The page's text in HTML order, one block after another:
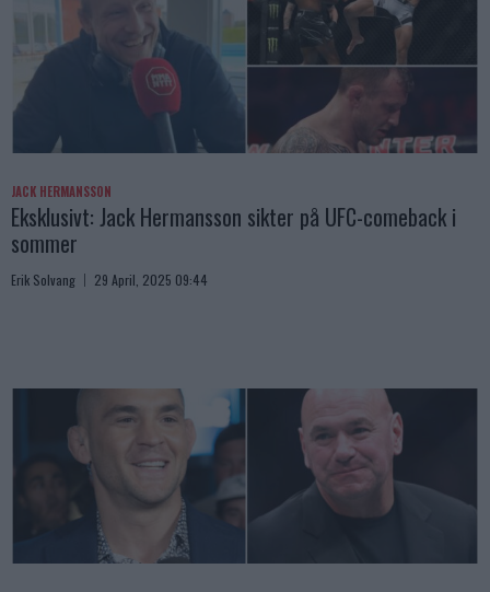
JACK HERMANSSON
Eksklusivt: Jack Hermansson sikter på UFC-comeback i
sommer
Erik Solvang 29 April, 2025 09:44